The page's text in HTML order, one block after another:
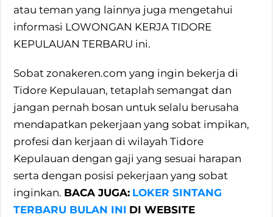
atau teman yang lainnya juga mengetahui
informasi LOWONGAN KERJA TIDORE
KEPULAUAN TERBARU ini.
Sobat zonakeren.com yang ingin bekerja di
Tidore Kepulauan, tetaplah semangat dan
jangan pernah bosan untuk selalu berusaha
mendapatkan pekerjaan yang sobat impikan,
profesi dan kerjaan di wilayah Tidore
Kepulauan dengan gaji yang sesuai harapan
serta dengan posisi pekerjaan yang sobat
inginkan. BACA JUGA: LOKER SINTANG
TERBARU BULAN INI DI WEBSITE